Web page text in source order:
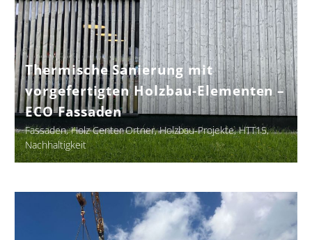
ECO
Fassaden
Thermische Sanierung mit
vorgefertigten Holzbau-Elementen –
ECO Fassaden
Fassaden Holz Center Ortner Holzbau-Projekte HTT15
Nachhaltigkeit